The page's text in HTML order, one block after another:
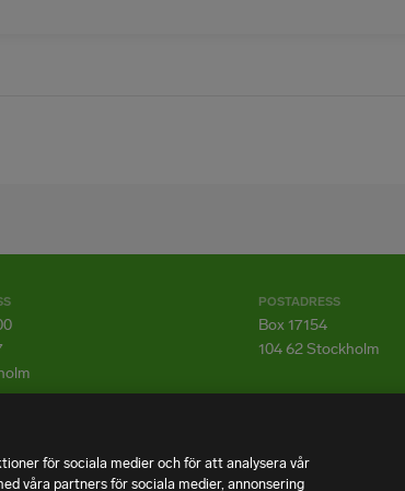
POSTADRESS
Box 17154
104 62 Stockholm
för sociala medier och för att analysera vår
våra partners för sociala medier, annonsering